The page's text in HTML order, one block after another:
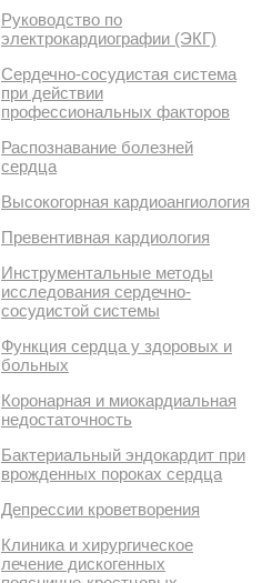
Руководство по
электрокардиографии (ЭКГ)
Сердечно-сосудистая система
при действии
профессиональных факторов
Распознавание болезней
сердца
Высокогорная кардиоангиология
Превентивная кардиология
Инструментальные методы
исследования сердечно-
сосудистой системы
Функция сердца у здоровых и
больных
Коронарная и миокардиальная
недостаточность
Бактериальный эндокардит при
врожденных пороках сердца
Депрессии кроветворения
Клиника и хирургическое
лечение дискогенных